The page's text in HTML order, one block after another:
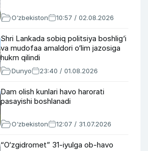
O‘zbekiston 10:57 / 02.08.2026
Shri Lankada sobiq politsiya boshlig‘i
va mudofaa amaldori o‘lim jazosiga
hukm qilindi
Dunyo 23:40 / 01.08.2026
Dam olish kunlari havo harorati
pasayishi boshlanadi
O‘zbekiston 12:07 / 31.07.2026
“O‘zgidromet” 31-iyulga ob-havo